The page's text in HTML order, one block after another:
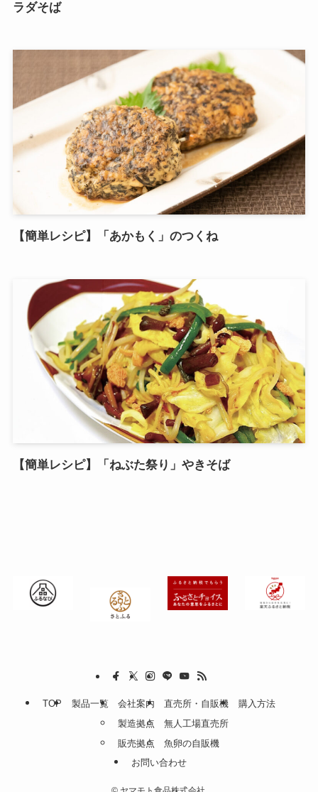
ラダそば
【簡単レシピ】「あかもく」のつくね
【簡単レシピ】「ねぶた祭り」やきそば
TOP 製品一覧
会社案内
製造拠点
販売拠点
直売所・自販機
無人工場直売所
魚卵の自販機
購入方法
お問い合わせ